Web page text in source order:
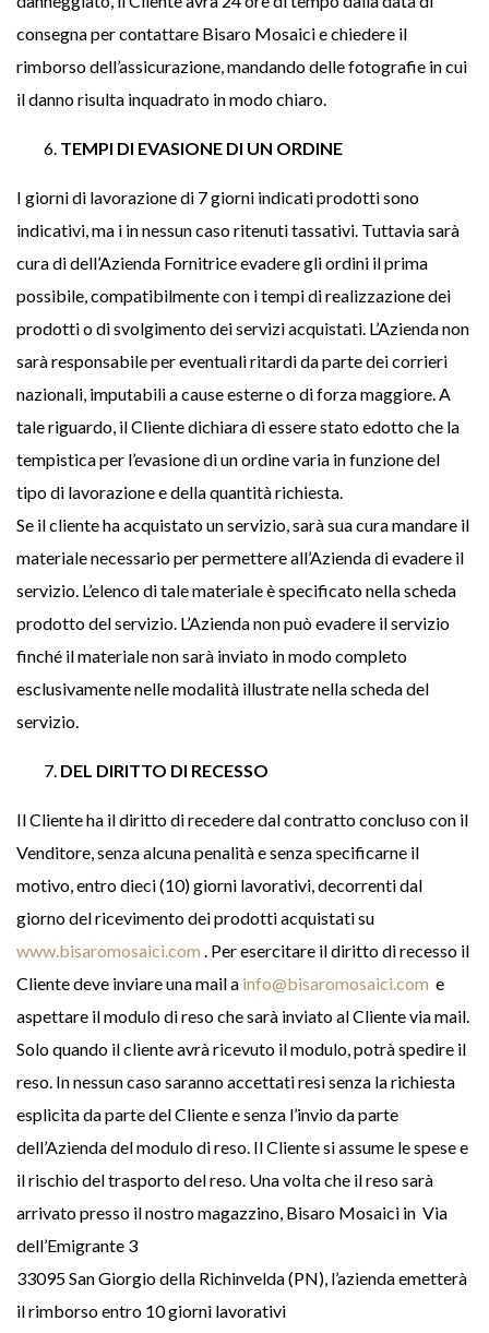
consegna per contattare Bisaro Mosaici e chiedere il
rimborso dell’assicurazione, mandando delle fotografie in cui
il danno risulta inquadrato in modo chiaro.
TEMPI DI EVASIONE DI UN ORDINE
I giorni di lavorazione di 7 giorni indicati prodotti sono
indicativi, ma i in nessun caso ritenuti tassativi. Tuttavia sarà
cura di dell’Azienda Fornitrice evadere gli ordini il prima
possibile, compatibilmente con i tempi di realizzazione dei
prodotti o di svolgimento dei servizi acquistati. L’Azienda non
sarà responsabile per eventuali ritardi da parte dei corrieri
nazionali, imputabili a cause esterne o di forza maggiore. A
tale riguardo, il Cliente dichiara di essere stato edotto che la
tempistica per l’evasione di un ordine varia in funzione del
tipo di lavorazione e della quantità richiesta.
Se il cliente ha acquistato un servizio, sarà sua cura mandare il
materiale necessario per permettere all’Azienda di evadere il
servizio. L’elenco di tale materiale è specificato nella scheda
prodotto del servizio. L’Azienda non può evadere il servizio
finché il materiale non sarà inviato in modo completo
esclusivamente nelle modalità illustrate nella scheda del
servizio.
DEL DIRITTO DI RECESSO
Il Cliente ha il diritto di recedere dal contratto concluso con il
Venditore, senza alcuna penalità e senza specificarne il
motivo, entro dieci (10) giorni lavorativi, decorrenti dal
giorno del ricevimento dei prodotti acquistati su
www.bisaromosaici.com . Per esercitare il diritto di recesso il
Cliente deve inviare una mail a info@bisaromosaici.com e
aspettare il modulo di reso che sarà inviato al Cliente via mail.
Solo quando il cliente avrà ricevuto il modulo, potrà spedire il
reso. In nessun caso saranno accettati resi senza la richiesta
esplicita da parte del Cliente e senza l’invio da parte
dell’Azienda del modulo di reso. Il Cliente si assume le spese e
il rischio del trasporto del reso. Una volta che il reso sarà
arrivato presso il nostro magazzino, Bisaro Mosaici in Via
dell’Emigrante 3
33095 San Giorgio della Richinvelda (PN), l’azienda emetterà
il rimborso entro 10 giorni lavorativi